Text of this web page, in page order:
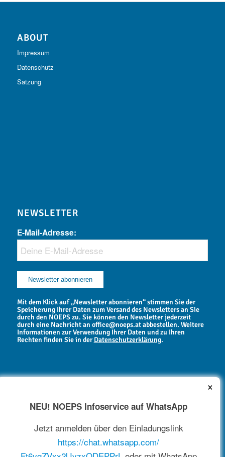
ABOUT
Impressum
Datenschutz
Satzung
NEWSLETTER
E-Mail-Adresse:
Mit dem Klick auf „Newsletter abonnieren“ stimmen Sie der
Speicherung Ihrer Daten zum Versand des Newsletters an Sie
durch den NOEPS zu. Sie können den Newsletter jederzeit
durch eine Nachricht an office@noeps.at abbestellen. Weitere
Informationen zur Verwendung Ihrer Daten und zu Ihren
Rechten finden Sie in derDatenschutzerklärung.
NEWSARCHIV
×
NEU! NOEPS Infoservice auf WhatsApp
Jetzt anmelden über den Einladungslink
https://chat.whatsapp.com/